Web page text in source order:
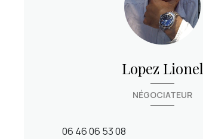
NÉGOCIATEUR
Lopez Lionel
06 46 06 53 08